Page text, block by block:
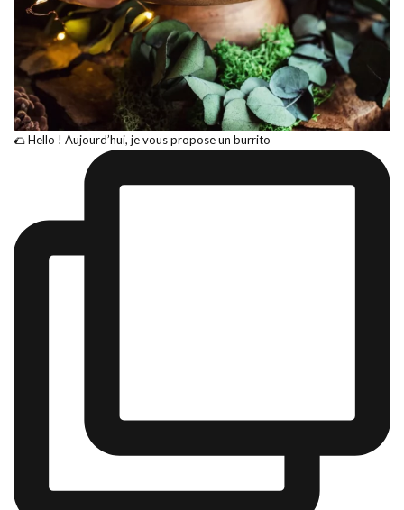
🌮 Hello ! Aujourd’hui, je vous propose un burrito